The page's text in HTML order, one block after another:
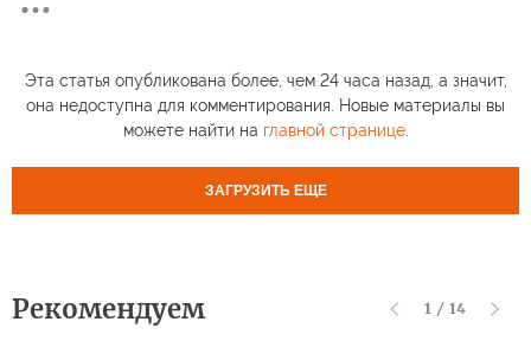
Эта статья опубликована более, чем 24 часа назад, а значит,
она недоступна для комментирования. Новые материалы вы
можете найти на главной странице.
ЗАГРУЗИТЬ ЕЩЕ
Рекомендуем 1 / 14